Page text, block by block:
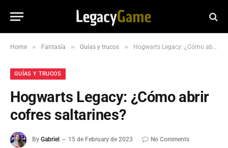
Home » Fantasía » Guías y trucos » Hogwarts Legacy: ¿Cómo abrir cofres saltarines?
GUÍAS Y TRUCOS
Hogwarts Legacy: ¿Cómo abrir
cofres saltarines?
By Gabriel 15 de February de 2023
No Comments